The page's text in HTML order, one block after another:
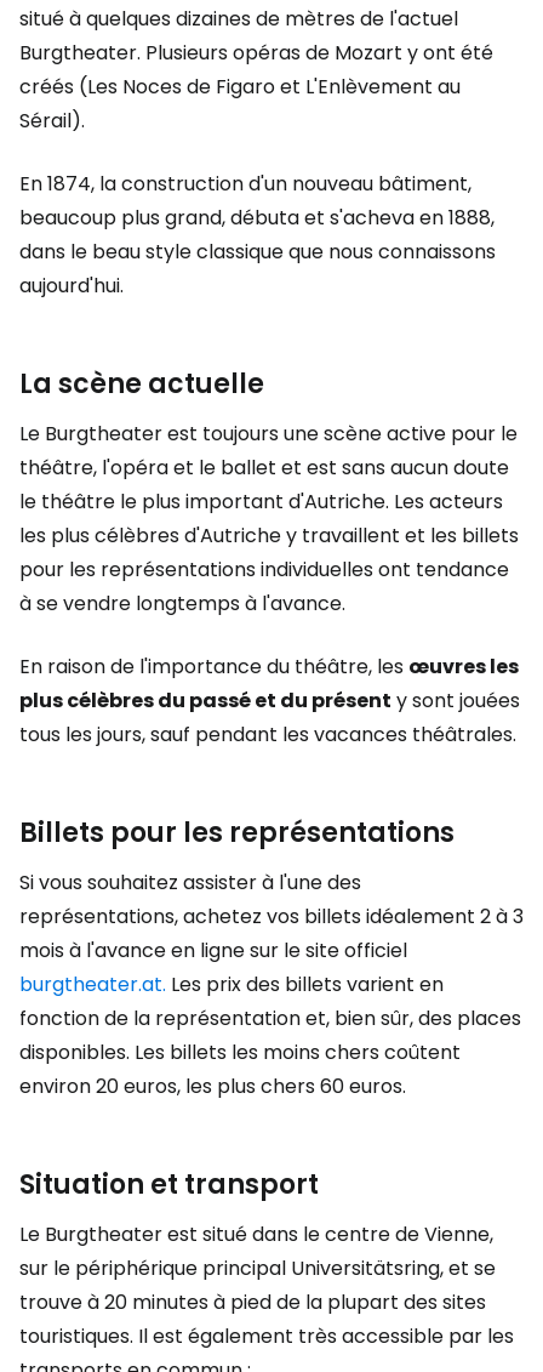
situé à quelques dizaines de mètres de l'actuel
Burgtheater. Plusieurs opéras de Mozart y ont été
créés (Les Noces de Figaro et L'Enlèvement au
Sérail).
En 1874, la construction d'un nouveau bâtiment,
beaucoup plus grand, débuta et s'acheva en 1888,
dans le beau style classique que nous connaissons
aujourd'hui.
La scène actuelle
Le Burgtheater est toujours une scène active pour le
théâtre, l'opéra et le ballet et est sans aucun doute
le théâtre le plus important d'Autriche. Les acteurs
les plus célèbres d'Autriche y travaillent et les billets
pour les représentations individuelles ont tendance
à se vendre longtemps à l'avance.
En raison de l'importance du théâtre, les œuvres les
plus célèbres du passé et du présent y sont jouées
tous les jours, sauf pendant les vacances théâtrales.
Billets pour les représentations
Si vous souhaitez assister à l'une des
représentations, achetez vos billets idéalement 2 à 3
mois à l'avance en ligne sur le site officiel
burgtheater.at. Les prix des billets varient en
fonction de la représentation et, bien sûr, des places
disponibles. Les billets les moins chers coûtent
environ 20 euros, les plus chers 60 euros.
Situation et transport
Le Burgtheater est situé dans le centre de Vienne,
sur le périphérique principal Universitätsring, et se
trouve à 20 minutes à pied de la plupart des sites
touristiques. Il est également très accessible par les